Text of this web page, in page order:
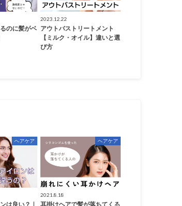
のに髪がベ
2023.12.22
アウトバストリートメント
【ミルク・オイル】違いと選
び方
ヘアケア
は良い？｜
ヘアケア
2021.8.18
耳掛けヘアで髪が落ちてくる